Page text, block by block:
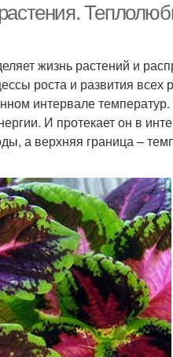
жизнь растений и
роста и развития всех
интервале
И протекает он в
а верхняя граница –